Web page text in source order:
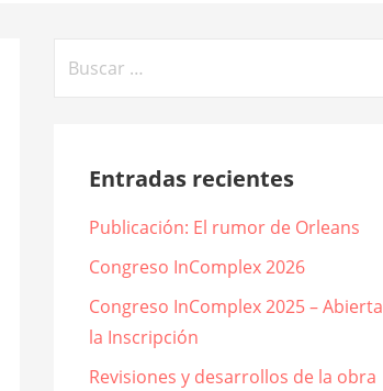
Entradas recientes
Publicación: El rumor de Orleans
Congreso InComplex 2026
Congreso InComplex 2025 – Abierta
la Inscripción
Revisiones y desarrollos de la obra